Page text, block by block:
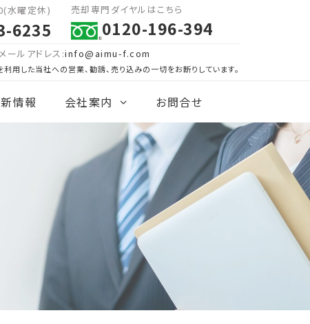
水曜定休)
6235
売却専門ダイヤルはこちら
0120-196-394
ールアドレス:info@aimu-f.com
利用した当社への営業、勧誘、売り込みの一切をお断りしています。
情報 会社案内 お問合せ